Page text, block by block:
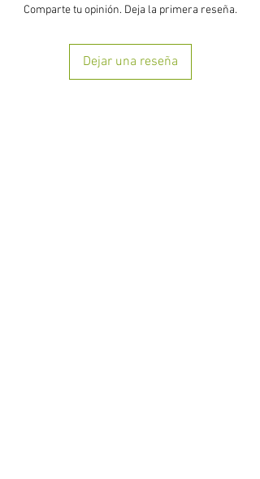
Comparte tu opinión. Deja la primera reseña.
Dejar una reseña